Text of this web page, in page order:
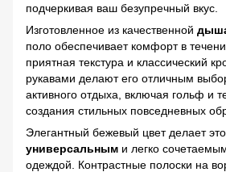
подчеркивая ваш безупречный вкус.
Изготовленное из качественной
поло обеспечивает комфорт в
приятная текстура и классический
рукавами делают его отличным
активного отдыха, включая гольф и
создания стильных повседневных
Элегантный бежевый цвет делает
универсальным и легко
одеждой. Контрастные полоски на